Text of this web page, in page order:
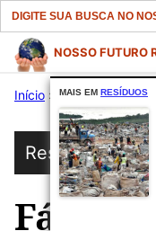
Search
for:
Pular
para
conteúdo
NOSSO FUTURO
Início » Publicações»
Resíduos
MAIS EM RESÍDUOS